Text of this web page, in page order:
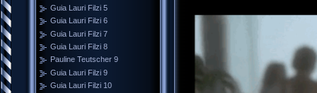
Guia Lauri Filzi 5
Guia Lauri Filzi 6
Guia Lauri Filzi 7
Guia Lauri Filzi 8
Pauline Teutscher 9
Guia Lauri Filzi 9
Guia Lauri Filzi 10